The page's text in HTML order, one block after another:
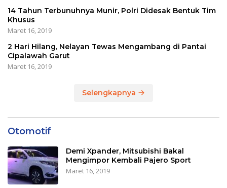
14 Tahun Terbunuhnya Munir, Polri Didesak Bentuk Tim
Khusus
Maret 16, 2019
2 Hari Hilang, Nelayan Tewas Mengambang di Pantai
Cipalawah Garut
Maret 16, 2019
Selengkapnya
Otomotif
Demi Xpander, Mitsubishi Bakal
Mengimpor Kembali Pajero Sport
Maret 16, 2019